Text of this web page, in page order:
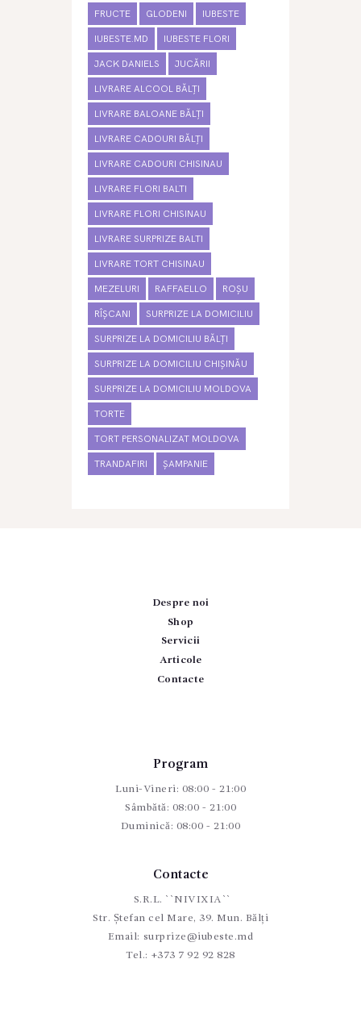
FRUCTE GLODENI IUBESTE
IUBESTE.MD IUBESTE FLORI
JACK DANIELS JUCĂRII
LIVRARE ALCOOL BĂLȚI
LIVRARE BALOANE BĂLȚI
LIVRARE CADOURI BĂLȚI
LIVRARE CADOURI CHISINAU
LIVRARE FLORI BALTI
LIVRARE FLORI CHISINAU
LIVRARE SURPRIZE BALTI
LIVRARE TORT CHISINAU
MEZELURI RAFFAELLO ROȘU
RÎȘCANI SURPRIZE LA DOMICILIU
SURPRIZE LA DOMICILIU BĂLȚI
SURPRIZE LA DOMICILIU CHIȘINĂU
SURPRIZE LA DOMICILIU MOLDOVA
TORTE
TORT PERSONALIZAT MOLDOVA
TRANDAFIRI ȘAMPANIE
Despre noi
Shop
Servicii
Articole
Contacte
Program
Luni-Vineri: 08:00 - 21:00
Sâmbătă: 08:00 - 21:00
Duminică: 08:00 - 21:00
Contacte
S.R.L. ``NIVIXIA``
Str. Ștefan cel Mare, 39. Mun. Bălți
Email: surprize@iubeste.md
Tel.: +373 7 92 92 828